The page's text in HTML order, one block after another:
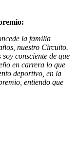
la familia
nuestro Circuito.
consciente de que
en carrera lo que
deportivo, en la
entiendo que